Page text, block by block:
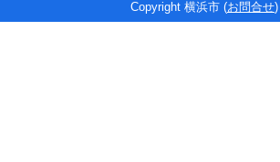
Copyright 横浜市 (お問合せ)